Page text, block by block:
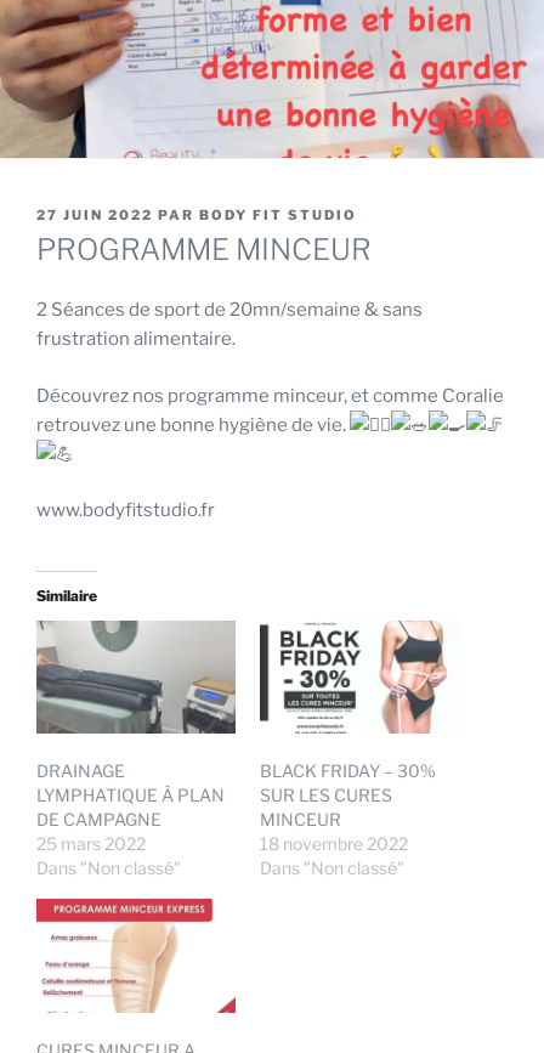
PUBLIÉ
LE
27 JUIN 2022 PAR BODY FIT STUDIO
PROGRAMME MINCEUR
2 Séances de sport de 20mn/semaine & sans
frustration alimentaire.
Découvrez nos programme minceur, et comme Coralie
retrouvez une bonne hygiène de vie.
www.bodyfitstudio.fr
Similaire
DRAINAGE
LYMPHATIQUE À PLAN
DE CAMPAGNE
25 mars 2022
Dans "Non classé"
BLACK FRIDAY – 30%
SUR LES CURES
MINCEUR
18 novembre 2022
Dans "Non classé"